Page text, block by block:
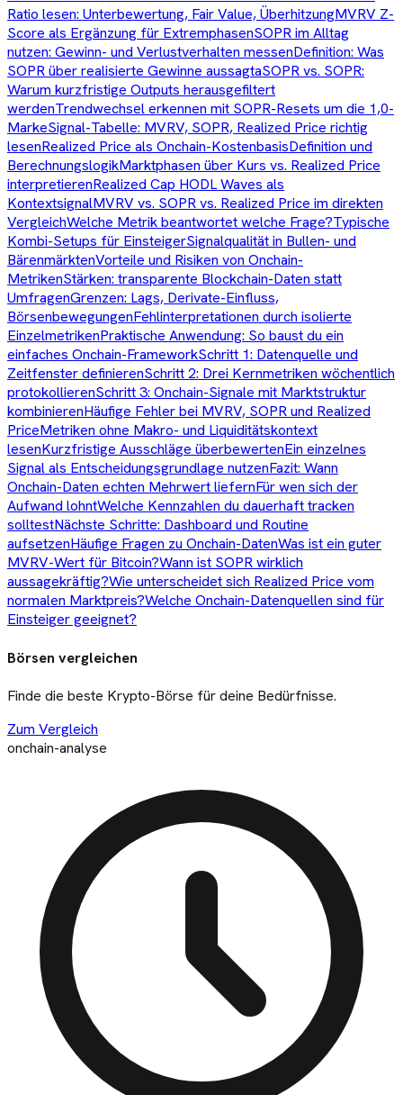
Ratio lesen: Unterbewertung, Fair Value, ÜberhitzungMVRV Z-
Score als Ergänzung für ExtremphasenSOPR im Alltag
nutzen: Gewinn- und Verlustverhalten messenDefinition: Was
SOPR über realisierte Gewinne aussagtaSOPR vs. SOPR:
Warum kurzfristige Outputs herausgefiltert
werdenTrendwechsel erkennen mit SOPR-Resets um die 1,0-
MarkeSignal-Tabelle: MVRV, SOPR, Realized Price richtig
lesenRealized Price als Onchain-KostenbasisDefinition und
BerechnungslogikMarktphasen über Kurs vs. Realized Price
interpretierenRealized Cap HODL Waves als
KontextsignalMVRV vs. SOPR vs. Realized Price im direkten
VergleichWelche Metrik beantwortet welche Frage?Typische
Kombi-Setups für EinsteigerSignalqualität in Bullen- und
BärenmärktenVorteile und Risiken von Onchain-
MetrikenStärken: transparente Blockchain-Daten statt
UmfragenGrenzen: Lags, Derivate-Einfluss,
BörsenbewegungenFehlinterpretationen durch isolierte
EinzelmetrikenPraktische Anwendung: So baust du ein
einfaches Onchain-FrameworkSchritt 1: Datenquelle und
Zeitfenster definierenSchritt 2: Drei Kernmetriken wöchentlich
protokollierenSchritt 3: Onchain-Signale mit Marktstruktur
kombinierenHäufige Fehler bei MVRV, SOPR und Realized
PriceMetriken ohne Makro- und Liquiditätskontext
lesenKurzfristige Ausschläge überbewertenEin einzelnes
Signal als Entscheidungsgrundlage nutzenFazit: Wann
Onchain-Daten echten Mehrwert liefernFür wen sich der
Aufwand lohntWelche Kennzahlen du dauerhaft tracken
solltestNächste Schritte: Dashboard und Routine
aufsetzenHäufige Fragen zu Onchain-DatenWas ist ein guter
MVRV-Wert für Bitcoin?Wann ist SOPR wirklich
aussagekräftig?Wie unterscheidet sich Realized Price vom
normalen Marktpreis?Welche Onchain-Datenquellen sind für
Einsteiger geeignet?
Börsen vergleichen
Finde die beste Krypto-Börse für deine Bedürfnisse.
Zum Vergleich
onchain-analyse